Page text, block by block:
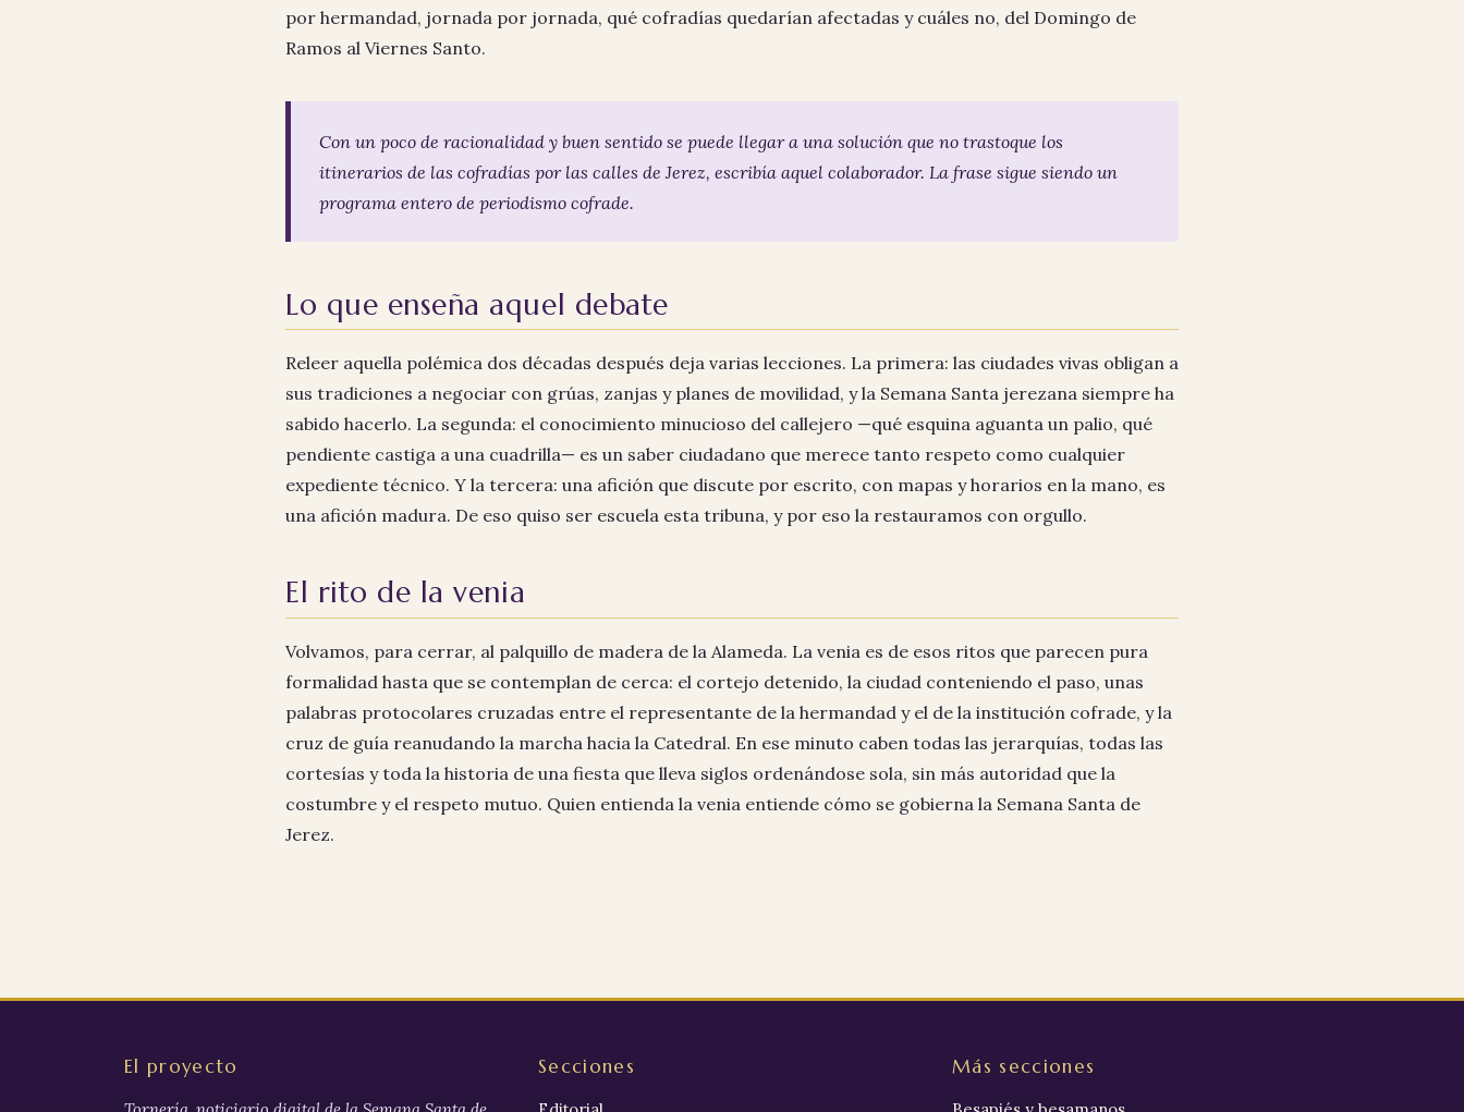
por hermandad, jornada por jornada, qué cofradías quedarían afectadas y cuáles no, del Domingo de
Ramos al Viernes Santo.
Con un poco de racionalidad y buen sentido se puede llegar a una solución que no trastoque los
itinerarios de las cofradías por las calles de Jerez, escribía aquel colaborador. La frase sigue siendo un
programa entero de periodismo cofrade.
Lo que enseña aquel debate
Releer aquella polémica dos décadas después deja varias lecciones. La primera: las ciudades vivas obligan a
sus tradiciones a negociar con grúas, zanjas y planes de movilidad, y la Semana Santa jerezana siempre ha
sabido hacerlo. La segunda: el conocimiento minucioso del callejero —qué esquina aguanta un palio, qué
pendiente castiga a una cuadrilla— es un saber ciudadano que merece tanto respeto como cualquier
expediente técnico. Y la tercera: una afición que discute por escrito, con mapas y horarios en la mano, es
una afición madura. De eso quiso ser escuela esta tribuna, y por eso la restauramos con orgullo.
El rito de la venia
Volvamos, para cerrar, al palquillo de madera de la Alameda. La venia es de esos ritos que parecen pura
formalidad hasta que se contemplan de cerca: el cortejo detenido, la ciudad conteniendo el paso, unas
palabras protocolares cruzadas entre el representante de la hermandad y el de la institución cofrade, y la
cruz de guía reanudando la marcha hacia la Catedral. En ese minuto caben todas las jerarquías, todas las
cortesías y toda la historia de una fiesta que lleva siglos ordenándose sola, sin más autoridad que la
costumbre y el respeto mutuo. Quien entienda la venia entiende cómo se gobierna la Semana Santa de
Jerez.
El proyecto Secciones Más secciones